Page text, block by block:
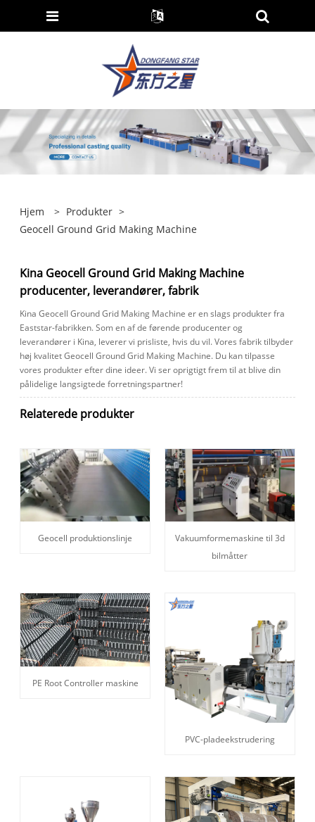
Hjem > Produkter >
Geocell Ground Grid Making Machine
Kina Geocell Ground Grid Making Machine
producenter, leverandører, fabrik
Kina Geocell Ground Grid Making Machine er en slags produkter fra
Eaststar-fabrikken. Som en af ​​de førende producenter og
leverandører i Kina, leverer vi prisliste, hvis du vil. Vores fabrik tilbyder
høj kvalitet Geocell Ground Grid Making Machine. Du kan tilpasse
vores produkter efter dine ideer. Vi ser oprigtigt frem til at blive din
pålidelige langsigtede forretningspartner!
Relaterede produkter
Geocell produktionslinje
Vakuumformemaskine til 3d
bilmåtter
PE Root Controller maskine
PVC-pladeekstrudering